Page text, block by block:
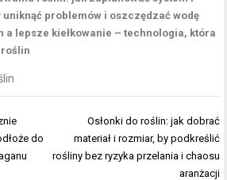
uniknąć problemów i oszczędzać wodę
a lepsze kiełkowanie – technologia, która
do
Osłonki do roślin: jak dobrać
materiał i rozmiar, by podkreślić
rośliny bez ryzyka przelania i chaosu
aranżacji